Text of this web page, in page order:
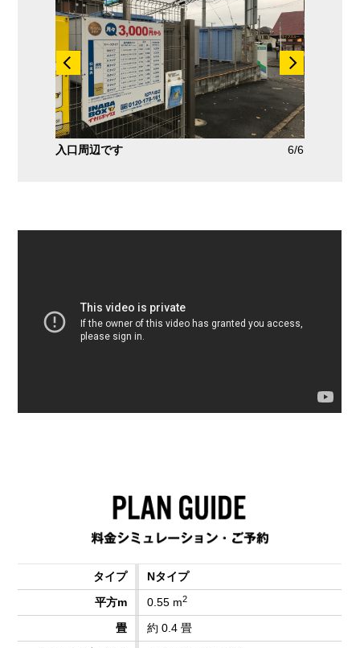
入口周辺です 6/6
Nタイプ
0.55 m2
約 0.4 畳